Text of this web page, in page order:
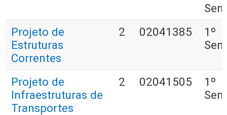
Projeto de
Estruturas
Correntes
2 02041385
1º
Projeto de
Infraestruturas de
Transportes
2 02041505
1º